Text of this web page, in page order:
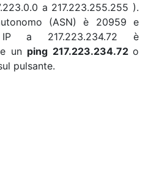
a 217.223.255.255 ).
(ASN) è 20959 e
a 217.223.234.72 è
un ping 217.223.234.72o
pulsante.